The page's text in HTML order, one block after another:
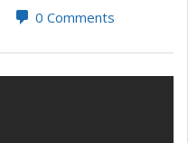
0 Comments